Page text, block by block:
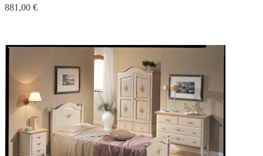
881,00 €